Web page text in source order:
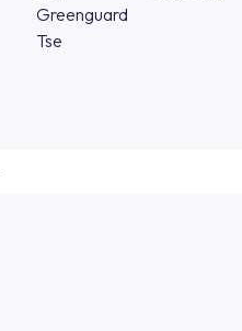
Greenguard
Tse